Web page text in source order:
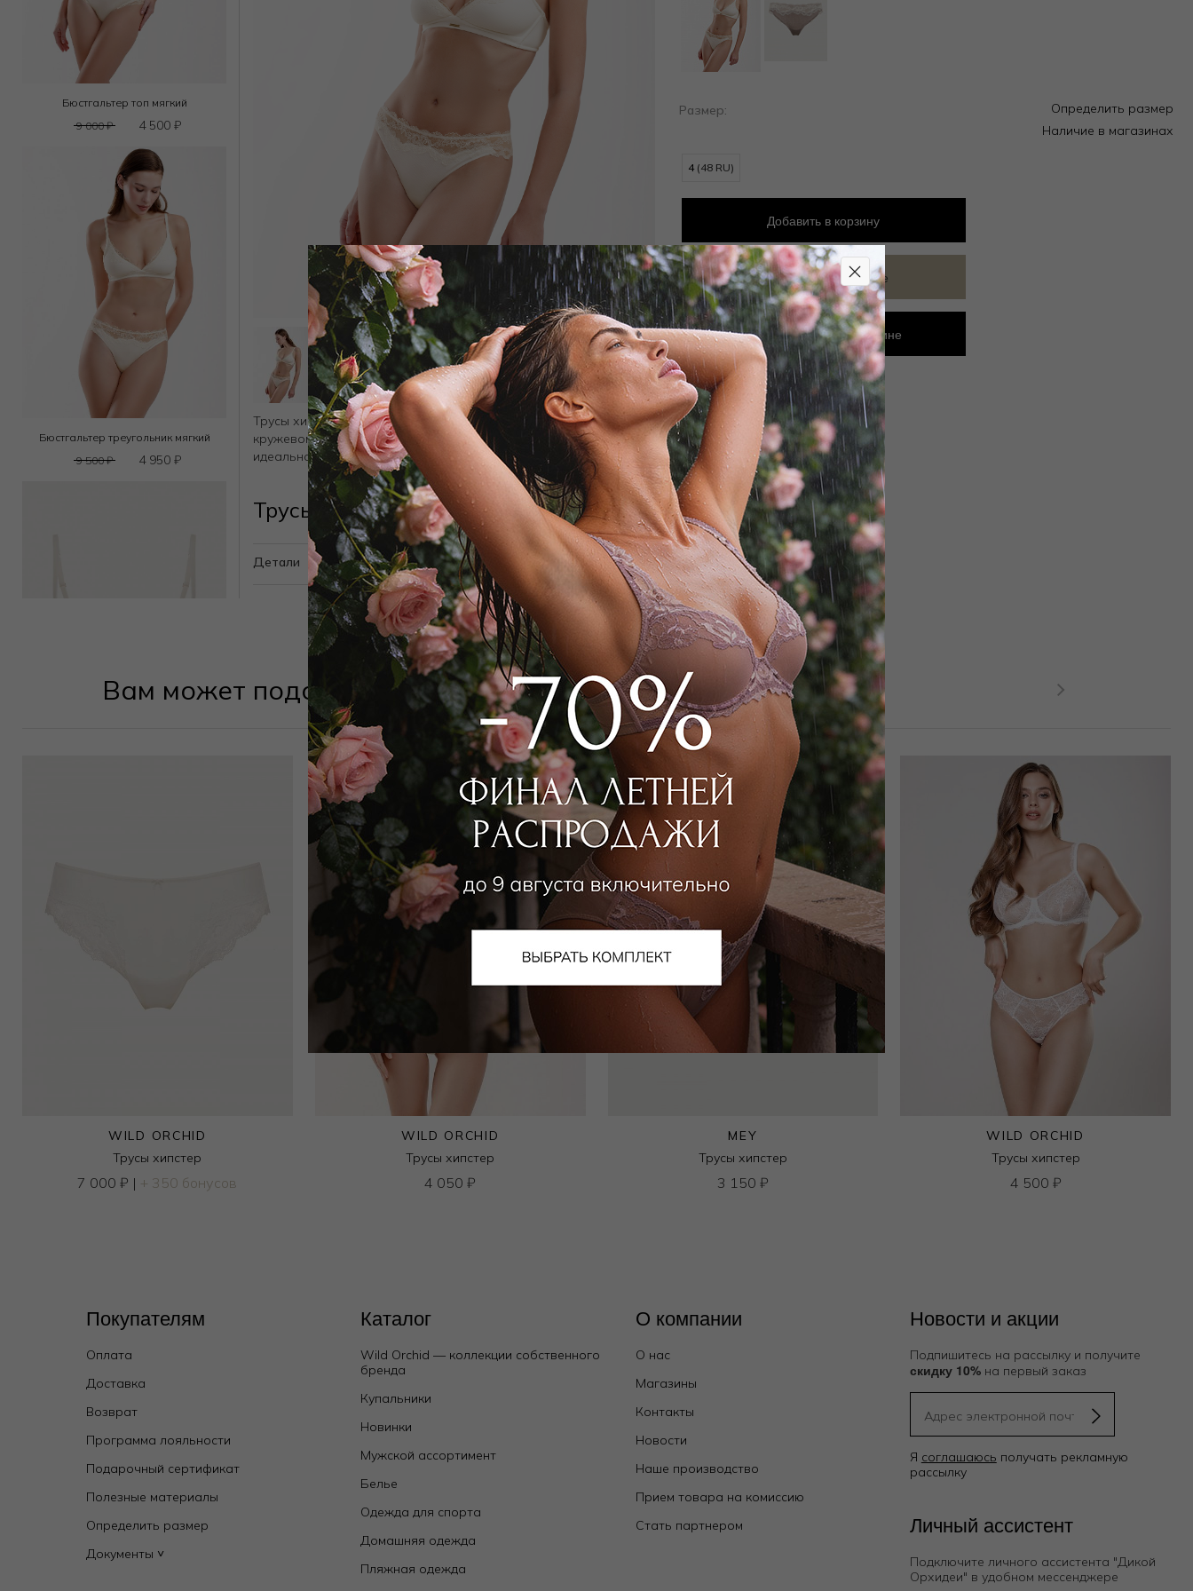
Бюстгальтер топ мягкий
9 000₽ 4 500 ₽
Бюстгальтер треугольник мягкий
9 500₽ 4 950 ₽
₽ 3 150₽
Топ
9 000₽ 4 950₽
Трусы хипстер из нежного как шёлк модала декорированы
кружевом - подчеркивают линию бедер, не оставляют следов,
идеально держат форму и подходят под облегающую одежду
Трусы хипстер 3023F2401 Айвори
Детали
Размер:
Определить размер
Наличие в магазинах
4 (48 RU)
Добавить в корзину
Добавить в избранное
Забронировать в магазине
Вам может подойти
WILD ORCHID
Трусы хипстер
7 000₽ | + 350 бонусов
WILD ORCHID
Трусы хипстер
4 050₽
MEY
Трусы хипстер
3 150 ₽
WILD ORCHID
Трусы хипстер
4 500 ₽
Покупателям
Оплата
Доставка
Возврат
Программа лояльности
Подарочный сертификат
Полезные материалы
Определить размер
Документы ˅
Каталог
Wild Orchid — коллекции собственного
бренда
Купальники
Новинки
Мужской ассортимент
Белье
Одежда для спорта
Домашняя одежда
Пляжная одежда
О компании
О нас
Магазины
Контакты
Новости
Наше производство
Прием товара на комиссию
Стать партнером
Новости и акции
Подпишитесь на рассылку и получите
скидку 10%на первый заказ
Я соглашаюсь получать рекламную
рассылку
Личный ассистент
Подключите личного ассистента "Дикой
Орхидеи" в удобном мессенджере